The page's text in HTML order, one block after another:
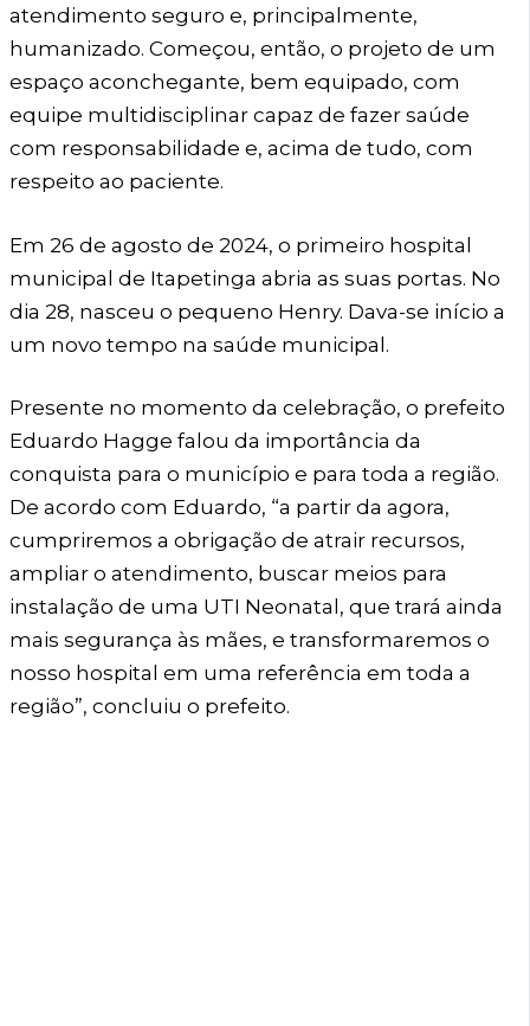
atendimento seguro e, principalmente,
humanizado. Começou, então, o projeto de um
espaço aconchegante, bem equipado, com
equipe multidisciplinar capaz de fazer saúde
com responsabilidade e, acima de tudo, com
respeito ao paciente.
Em 26 de agosto de 2024, o primeiro hospital
municipal de Itapetinga abria as suas portas. No
dia 28, nasceu o pequeno Henry. Dava-se início a
um novo tempo na saúde municipal.
Presente no momento da celebração, o prefeito
Eduardo Hagge falou da importância da
conquista para o município e para toda a região.
De acordo com Eduardo, “a partir da agora,
cumpriremos a obrigação de atrair recursos,
ampliar o atendimento, buscar meios para
instalação de uma UTI Neonatal, que trará ainda
mais segurança às mães, e transformaremos o
nosso hospital em uma referência em toda a
região”, concluiu o prefeito.